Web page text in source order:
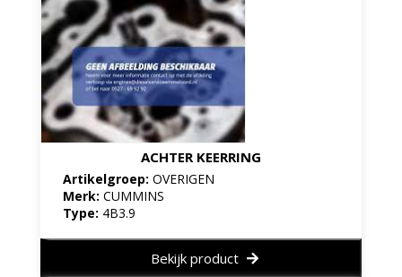
ACHTER KEERRING
Artikelgroep: OVERIGEN
Merk: CUMMINS
Type: 4B3.9
Bekijk product